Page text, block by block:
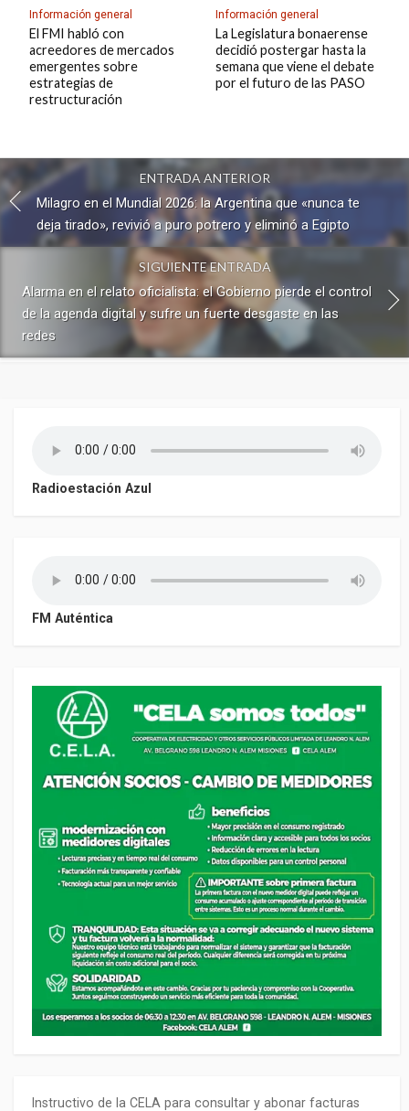
Información general
El FMI habló con
acreedores de mercados
emergentes sobre
estrategias de
restructuración
Información general
La Legislatura bonaerense
decidió postergar hasta la
semana que viene el debate
por el futuro de las PASO
ENTRADA ANTERIOR
Milagro en el Mundial 2026: la Argentina que «nunca te
deja tirado», revivió a puro potrero y eliminó a Egipto
SIGUIENTE ENTRADA
Alarma en el relato oficialista: el Gobierno pierde el control
de la agenda digital y sufre un fuerte desgaste en las
redes
Radioestación Azul
FM Auténtica
Instructivo de la CELA para consultar y abonar facturas